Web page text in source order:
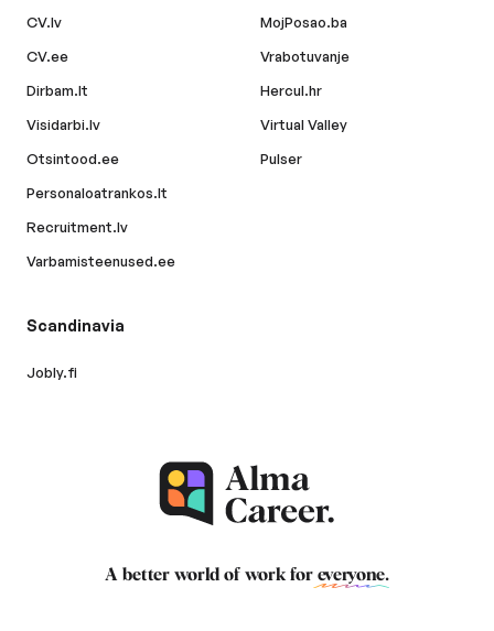
CV.lv
CV.ee
Dirbam.lt
Visidarbi.lv
Otsintood.ee
Personaloatrankos.lt
Recruitment.lv
Varbamisteenused.ee
MojPosao.ba
Vrabotuvanje
Hercul.hr
Virtual Valley
Pulser
Scandinavia
Jobly.fi
A better world of work for everyone.